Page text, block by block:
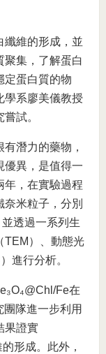
纖維的形成，並
聚集，了解蛋白
定蛋白質的物
學系廖美儀教授
試。
潛力的藥物，
優異，是值得一
年，在實驗過程
米粒子，分別
透過一系列生
TEM）、動態光
進行分析。
Fe在
隊進一步利用
果證實
形成。此外，